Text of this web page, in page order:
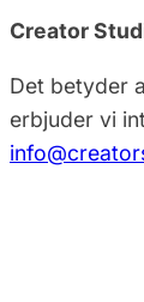
Creator
Det betyder
erbjuder vi